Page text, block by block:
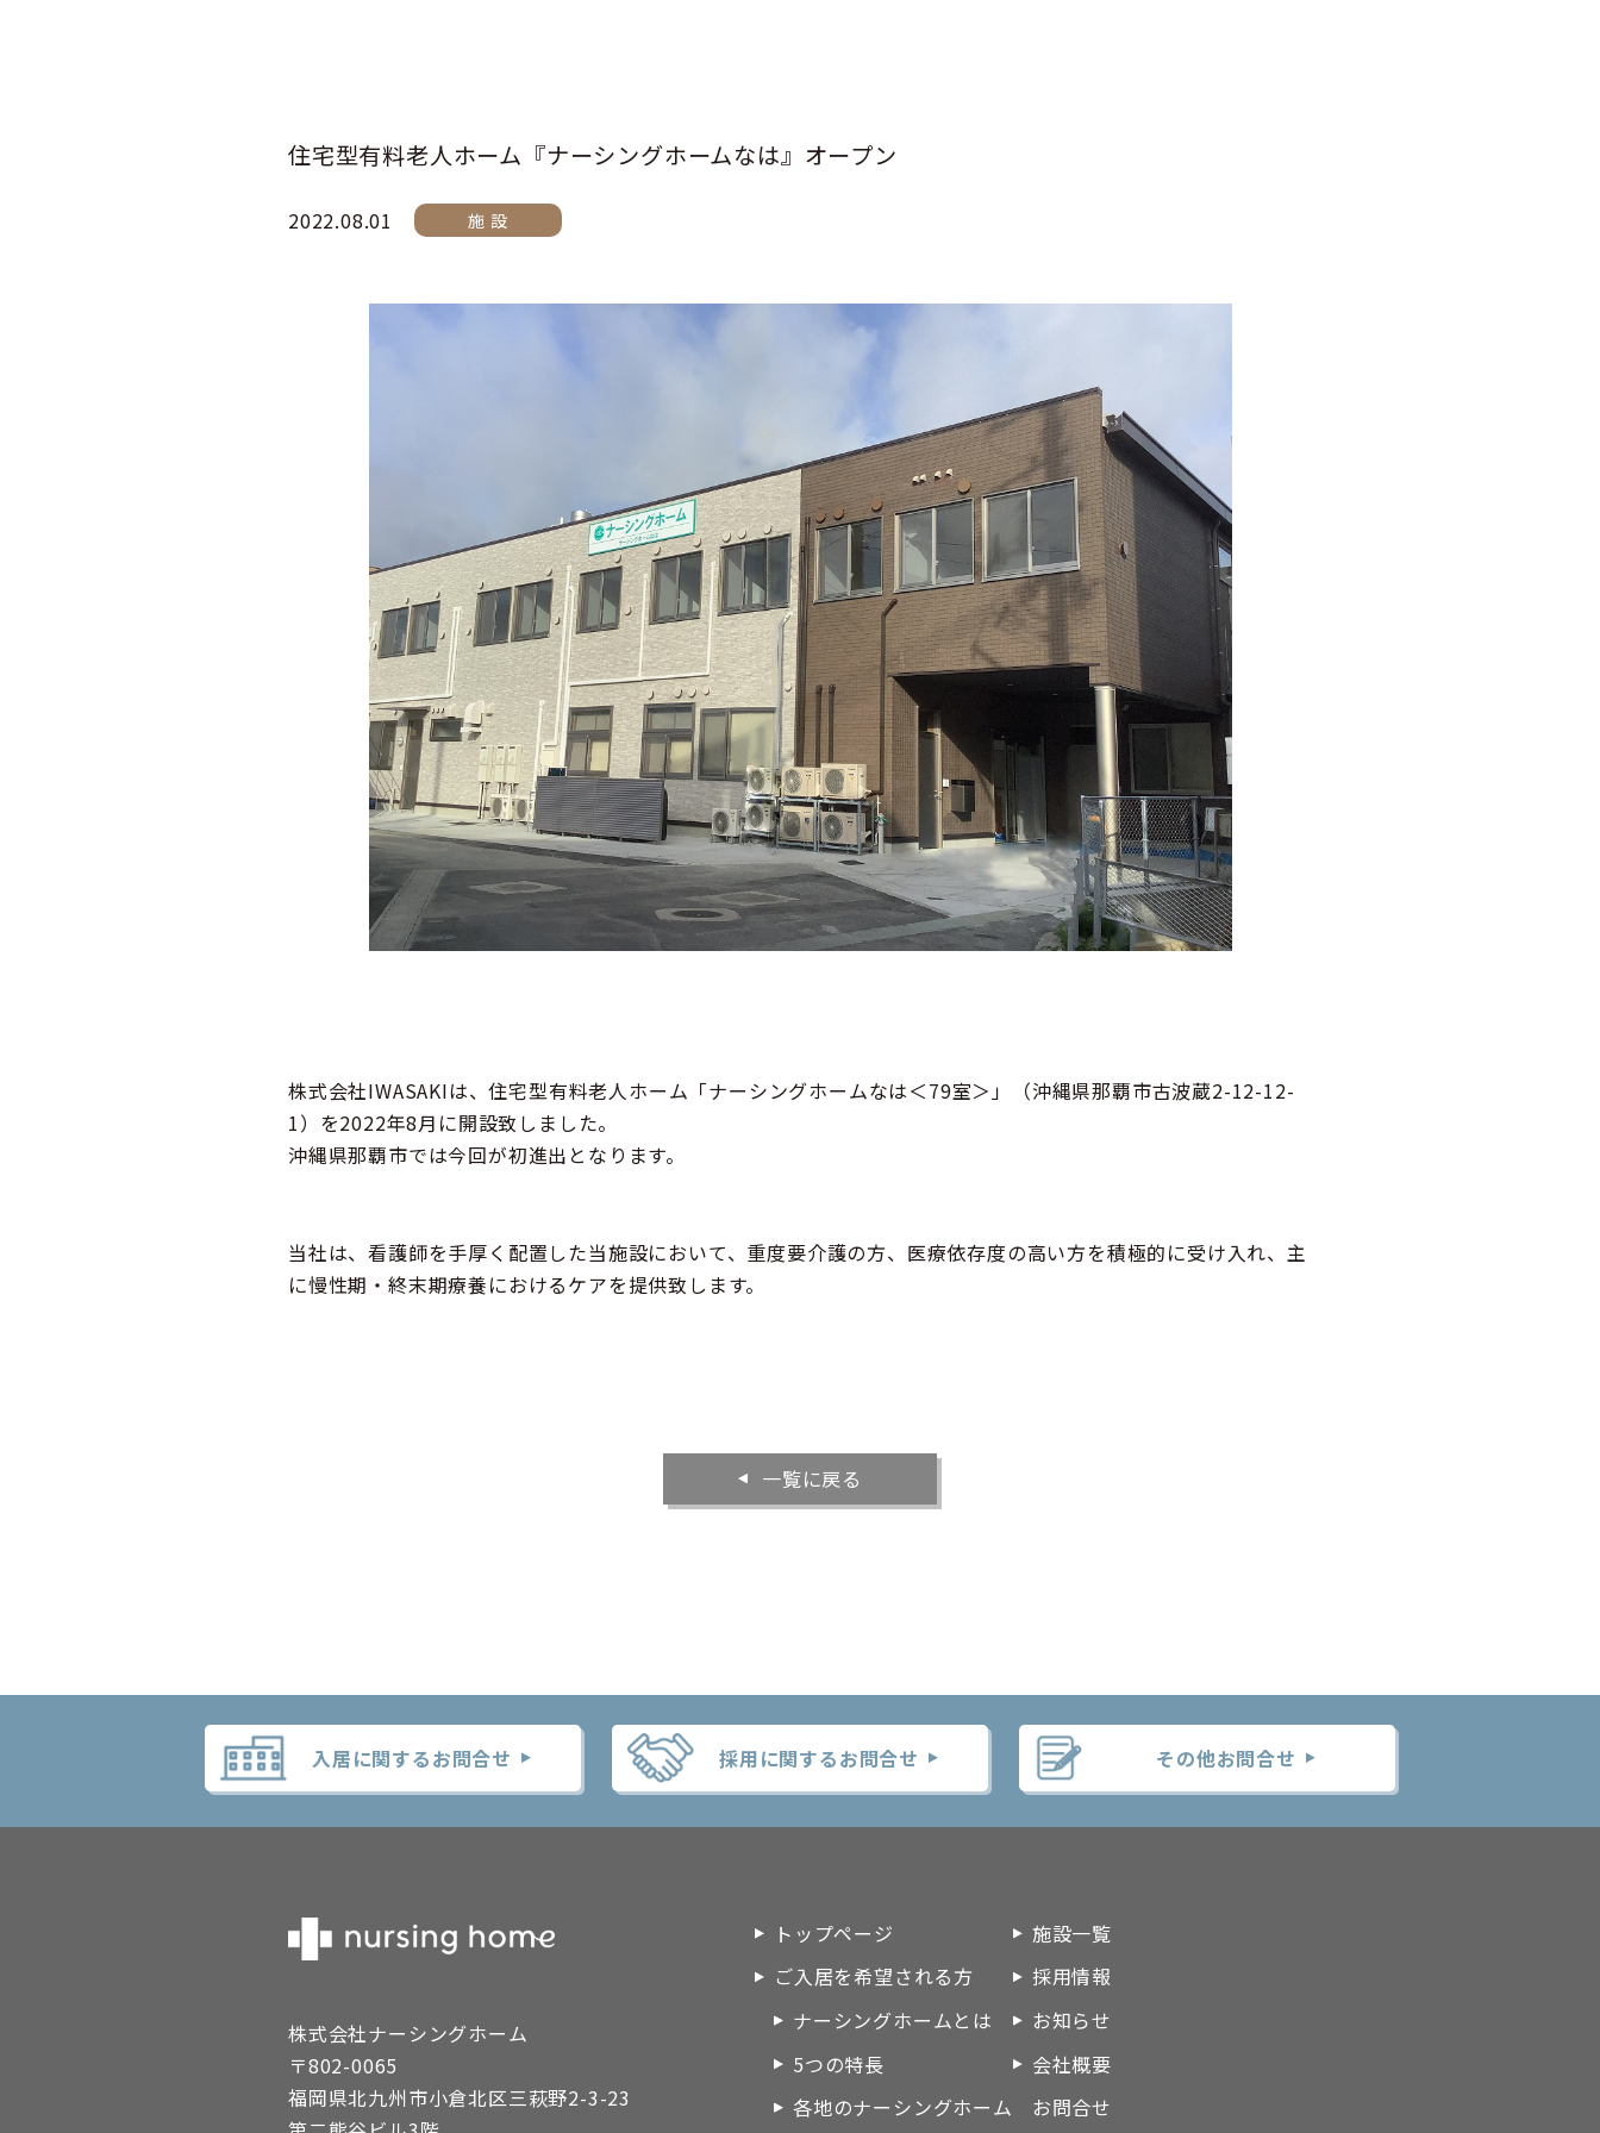
住宅型有料老人ホーム『ナーシングホームなは』オープン
2022.08.01 施 設
株式会社IWASAKIは、住宅型有料老人ホーム「ナーシングホームなは＜79室＞」（沖縄県那覇市古波蔵2-12-12-
1）を2022年8月に開設致しました。
沖縄県那覇市では今回が初進出となります。
当社は、看護師を手厚く配置した当施設において、重度要介護の方、医療依存度の高い方を積極的に受け入れ、主
に慢性期・終末期療養におけるケアを提供致します。
一覧に戻る
入居に関するお問合せ 採用に関するお問合せ その他お問合せ
nursing home ナーシングホーム
株式会社ナーシングホーム
〒802-0065
福岡県北九州市小倉北区三萩野2-3-23
トップページ
ご入居を希望される方
ナーシングホームとは
5つの特長
各地のナーシングホーム
施設一覧
採用情報
お知らせ
会社概要
お問合せ